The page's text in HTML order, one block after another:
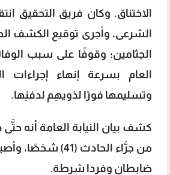
الاختناق. وكان فريق التحقيق
الشرعى، وأجرى توقيع الكشف
الجثامين؛ وقوفًا على سبب
العام بسرعة إنهاء إجراءات
وتسليمها فورًا لذويهِم لدفنِها.
كشف بيان النيابة العامة أنه
ضابطان وفردا شرطة.